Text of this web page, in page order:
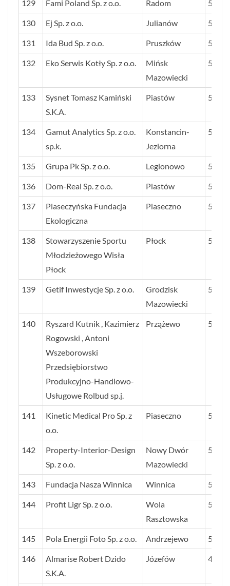
129 Fami Poland Sp. z o.o. Radom 52
130 Ej Sp. z o.o. Julianów 52
131 Ida Bud Sp. z o.o. Pruszków 51
132 Eko Serwis Kotły Sp. z o.o.
Mińsk
Mazowiecki
51
133
Sysnet Tomasz Kamiński
S.K.A.
Piastów 51
134
Gamut Analytics Sp. z o.o.
sp.k.
Konstancin-
Jeziorna
51
135 Grupa Pk Sp. z o.o. Legionowo 51
136 Dom-Real Sp. z o.o. Piastów 51
137
Piaseczyńska Fundacja
Ekologiczna
Piaseczno 51
138
Stowarzyszenie Sportu
Młodzieżowego Wisła
Płock
Płock 51
139 Getif Inwestycje Sp. z o.o.
Grodzisk
Mazowiecki
51
140
Ryszard Kutnik , Kazimierz
Rogowski , Antoni
Wszeborowski
Przedsiębiorstwo
Produkcyjno-Handlowo-
Usługowe Rolbud sp.j.
Przążewo 50
141
Kinetic Medical Pro Sp. z
o.o.
Piaseczno 50
142
Property-Interior-Design
Sp. z o.o.
Nowy Dwór
Mazowiecki
50
143 Fundacja Nasza Winnica Winnica 50
144 Profit Ligr Sp. z o.o.
Wola
Rasztowska
50
145 Pola Energii Foto Sp. z o.o. Andrzejewo 50
146
Almarise Robert Dzido
S.K.A.
Józefów 49